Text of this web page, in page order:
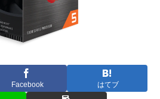
Facebook はてブ